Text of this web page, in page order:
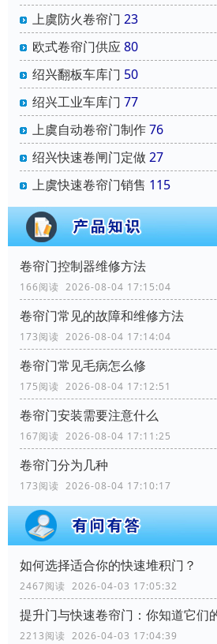
上虞防火卷帘门 23
欧式卷帘门供应80
绍兴翻板车库门 50
绍兴工业车库门 77
上虞自动卷帘门制作76
绍兴快速卷闸门定做27
上虞快速卷帘门销售 115
卷帘门控制器维修方法
166阅读 2026-08-04 17:15:04
卷帘门常见的故障和维修方法
173阅读 2026-08-04 17:14:04
卷帘门常见毛病怎么修
175阅读 2026-08-04 17:12:51
卷帘门安装需要注意什么
167阅读 2026-08-04 17:11:25
卷帘门分为几种
173阅读 2026-08-04 17:10:17
如何选择适合你的快速堆积门？
2467阅读 2026-04-03 17:05:32
提升门与快速卷帘门：你知道它们
2213阅读 2026-04-03 17:04:39